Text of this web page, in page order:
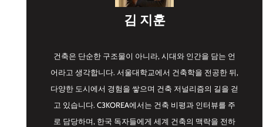
김 지훈
건축은 단순한 구조물이 아니라, 시대와 인간을 담는 언
어라고 생각합니다. 서울대학교에서 건축학을 전공한 뒤,
다양한 도시에서 경험을 쌓으며 건축 저널리즘의 길을 걷
고 있습니다. C3KOREA에서는 건축 비평과 인터뷰를 주
로 담당하며, 한국 독자들에게 세계 건축의 맥락을 전하